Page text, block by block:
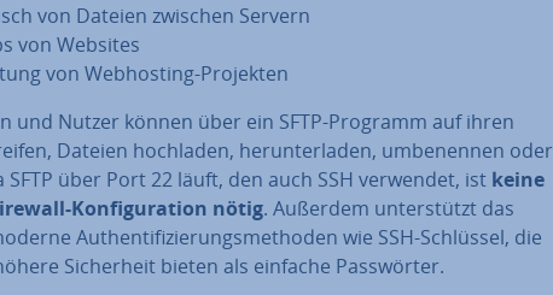
von Dateien zwischen Servern
von Websites
von Web­hos­ting-Projekten
und Nutzer können über ein SFTP-Programm auf ihren
Dateien hochladen, her­un­ter­la­den, um­be­nen­nen oder
SFTP über Port 22 läuft, den auch SSH verwendet, ist keine
Kon­fi­gu­ra­ti­on nötig. Außerdem un­ter­stützt das
Au­then­ti­fi­zie­rungs­me­tho­den wie SSH-Schlüssel, die
Si­cher­heit bieten als einfache Pass­wör­ter.